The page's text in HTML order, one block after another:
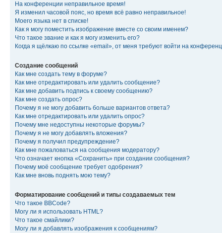
На конференции неправильное время!
Я изменил часовой пояс, но время всё равно неправильное!
Моего языка нет в списке!
Как я могу поместить изображение вместе со своим именем?
Что такое звание и как я могу изменить его?
Когда я щёлкаю по ссылке «email», от меня требуют войти на
Создание сообщений
Как мне создать тему в форуме?
Как мне отредактировать или удалить сообщение?
Как мне добавить подпись к своему сообщению?
Как мне создать опрос?
Почему я не могу добавить больше вариантов ответа?
Как мне отредактировать или удалить опрос?
Почему мне недоступны некоторые форумы?
Почему я не могу добавлять вложения?
Почему я получил предупреждение?
Как мне пожаловаться на сообщения модератору?
Что означает кнопка «Сохранить» при создании сообщения?
Почему моё сообщение требует одобрения?
Как мне вновь поднять мою тему?
Форматирование сообщений и типы создаваемых тем
Что такое BBCode?
Могу ли я использовать HTML?
Что такое смайлики?
Могу ли я добавлять изображения к сообщениям?